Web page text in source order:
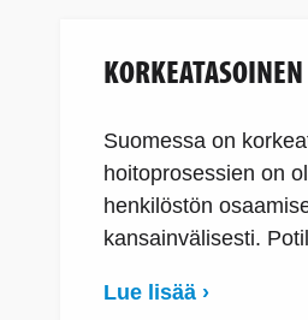
Suomessa on
hoitoprosessien on
henkilöstön
kansainvälisesti.
Lue lisää ›